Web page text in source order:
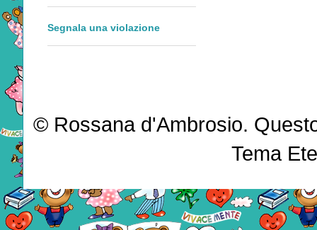
Segnala una violazione
© Rossana d'Ambrosio.
Tema